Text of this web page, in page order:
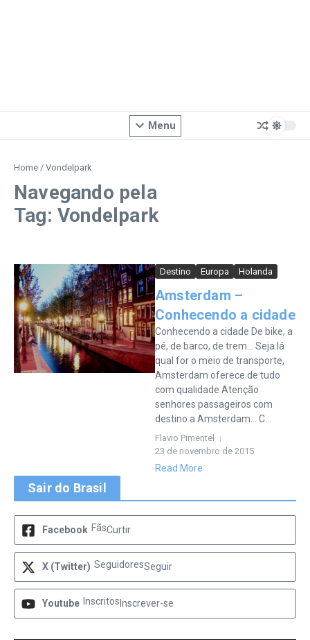
Menu
Home / Vondelpark
Navegando pela
Tag: Vondelpark
Destino Europa Holanda
Amsterdam –
Conhecendo a cidade
Conhecendo a cidade De bike, a
pé, de barco, de trem… Seja lá
qual for o meio de transporte,
Amsterdam oferece de tudo
com qualidade Atenção
senhores passageiros com
destino a Amsterdam… C...
Flavio Pimentel
23 de novembro de 2015
Read More
Sair do Brasil
Facebook FãsCurtir
X (Twitter) SeguidoresSeguir
Youtube Inscritos Inscrever-se